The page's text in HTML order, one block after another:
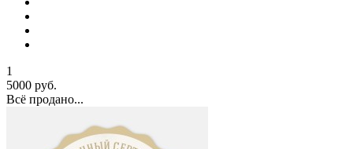
1
5000 руб.
Всё продано...